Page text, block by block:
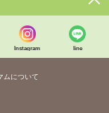
Instagram line
ムについて